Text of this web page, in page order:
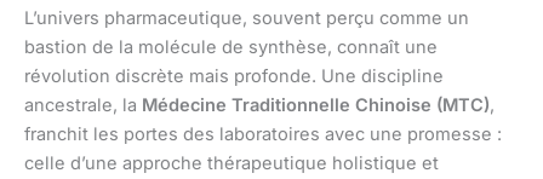
L’univers pharmaceutique, souvent perçu comme un
bastion de la molécule de synthèse, connaît une
révolution discrète mais profonde. Une discipline
ancestrale, la Médecine Traditionnelle Chinoise (MTC),
franchit les portes des laboratoires avec une promesse :
celle d’une approche thérapeutique holistique et